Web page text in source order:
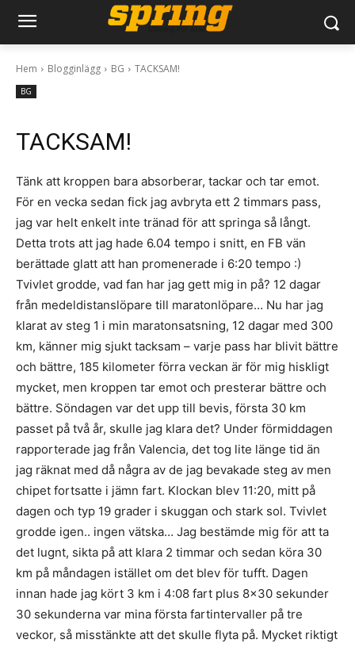
Hem Blogginlägg BG TACKSAM!
BG
TACKSAM!
Tänk att kroppen bara absorberar, tackar och tar emot.
För en vecka sedan fick jag avbryta ett 2 timmars pass,
jag var helt enkelt inte tränad för att springa så långt.
Detta trots att jag hade 6.04 tempo i snitt, en FB vän
berättade glatt att han promenerade i 6:20 tempo :)
Tvivlet grodde, vad fan har jag gett mig in på? 12 dagar
från medeldistanslöpare till maratonlöpare… Nu har jag
klarat av steg 1 i min maratonsatsning, 12 dagar med 300
km, känner mig sjukt tacksam – varje pass har blivit bättre
och bättre, 185 kilometer förra veckan är för mig hiskligt
mycket, men kroppen tar emot och presterar bättre och
bättre. Söndagen var det upp till bevis, första 30 km
passet på två år, skulle jag klara det? Under förmiddagen
rapporterade jag från Valencia, det tog lite länge tid än
jag räknat med då några av de jag bevakade steg av men
chipet fortsatte i jämn fart. Klockan blev 11:20, mitt på
dagen och typ 19 grader i skuggan och stark sol. Tvivlet
grodde igen.. ingen vätska… Jag bestämde mig för att ta
det lugnt, sikta på att klara 2 timmar och sedan köra 30
km på måndagen istället om det blev för tufft. Dagen
innan hade jag kört 3 km i 4:08 fart plus 8×30 sekunder
30 sekunderna var mina första fartintervaller på tre
veckor, så misstänkte att det skulle flyta på. Mycket riktigt